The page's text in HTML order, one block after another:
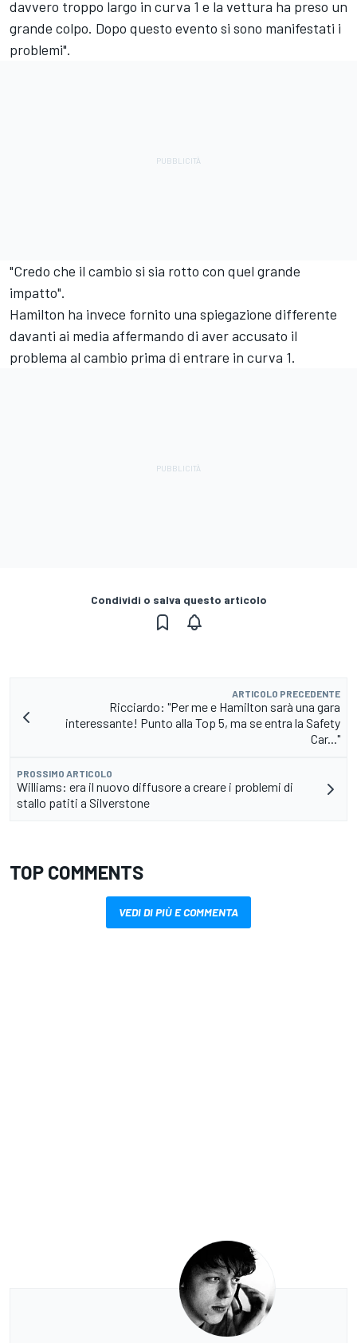
davvero troppo largo in curva 1 e la vettura ha preso un
grande colpo. Dopo questo evento si sono manifestati i
problemi".
"Credo che il cambio si sia rotto con quel grande
impatto".
Hamilton ha invece fornito una spiegazione differente
davanti ai media affermando di aver accusato il
problema al cambio prima di entrare in curva 1.
Condividi o salva questo articolo
ARTICOLO PRECEDENTE
Ricciardo: "Per me e Hamilton sarà una gara
interessante! Punto alla Top 5, ma se entra la Safety
Car..."
PROSSIMO ARTICOLO
Williams: era il nuovo diffusore a creare i problemi di
stallo patiti a Silverstone
TOP COMMENTS
VEDI DI PIÙ E COMMENTA